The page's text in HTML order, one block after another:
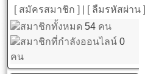
[ สมัครสมาชิก ]
[ ลืมรหัสผ่าน ]
สมาชิกทั้งหมด 54 คน
สมาชิกที่กำลังออนไลน์ 0
คน